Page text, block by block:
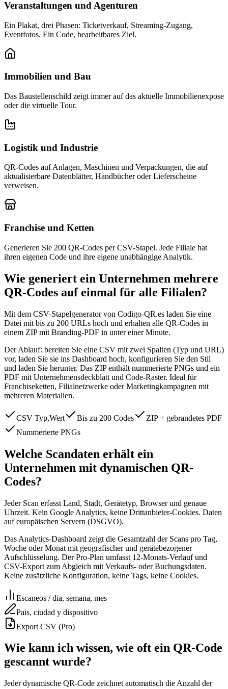
Veranstaltungen und Agenturen
Ein Plakat, drei Phasen: Ticketverkauf, Streaming-Zugang,
Eventfotos. Ein Code, bearbeitbares Ziel.
Immobilien und Bau
Das Baustellenschild zeigt immer auf das aktuelle Immobilienexpose
oder die virtuelle Tour.
Logistik und Industrie
QR-Codes auf Anlagen, Maschinen und Verpackungen, die auf
aktualisierbare Datenblätter, Handbücher oder Lieferscheine
verweisen.
Franchise und Ketten
Generieren Sie 200 QR-Codes per CSV-Stapel. Jede Filiale hat
ihren eigenen Code und ihre eigene unabhängige Analytik.
Wie generiert ein Unternehmen mehrere
QR-Codes auf einmal für alle Filialen?
Mit dem CSV-Stapelgenerator von Codigo-QR.es laden Sie eine
Datei mit bis zu 200 URLs hoch und erhalten alle QR-Codes in
einem ZIP mit Branding-PDF in unter einer Minute.
Der Ablauf: bereiten Sie eine CSV mit zwei Spalten (Typ und URL)
vor, laden Sie sie ins Dashboard hoch, konfigurieren Sie den Stil
und laden Sie herunter. Das ZIP enthält nummerierte PNGs und ein
PDF mit Unternehmensdeckblatt und Code-Raster. Ideal für
Franchiseketten, Filialnetzwerke oder Marketingkampagnen mit
mehreren Materialien.
CSV Typ,Wert Bis zu 200 Codes
ZIP + gebrandetes PDF
Nummerierte PNGs
Welche Scandaten erhält ein
Unternehmen mit dynamischen QR-
Codes?
Jeder Scan erfasst Land, Stadt, Gerätetyp, Browser und genaue
Uhrzeit. Kein Google Analytics, keine Drittanbieter-Cookies. Daten
auf europäischen Servern (DSGVO).
Das Analytics-Dashboard zeigt die Gesamtzahl der Scans pro Tag,
Woche oder Monat mit geografischer und gerätebezogener
Aufschlüsselung. Der Pro-Plan umfasst 12-Monats-Verlauf und
CSV-Export zum Abgleich mit Verkaufs- oder Buchungsdaten.
Keine zusätzliche Konfiguration, keine Tags, keine Cookies.
Escaneos / dia, semana, mes
Pais, ciudad y dispositivo
Export CSV (Pro)
Wie kann ich wissen, wie oft ein QR-Code
gescannt wurde?
Jeder dynamische QR-Code zeichnet automatisch die Anzahl der